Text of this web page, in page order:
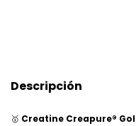
Descripción
🥇 Creatine Creapure®